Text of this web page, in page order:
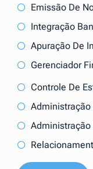
Emissão De
Integração
Apuração De
Gerenciador
Controle De
Administração